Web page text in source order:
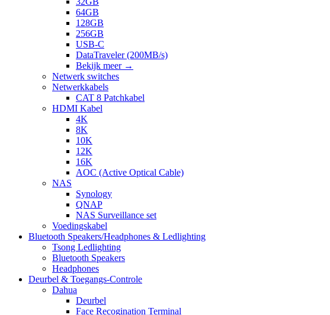
64GB
128GB
256GB
USB-C
DataTraveler (200MB/s)
Bekijk meer →
Netwerk switches
Netwerkkabels
CAT 8 Patchkabel
HDMI Kabel
4K
8K
10K
12K
16K
AOC (Active Optical Cable)
NAS
Synology
QNAP
NAS Surveillance set
Voedingskabel
Bluetooth Speakers/Headphones & Ledlighting
Tsong Ledlighting
Bluetooth Speakers
Headphones
Deurbel & Toegangs-Controle
Dahua
Deurbel
Face Recogination Terminal